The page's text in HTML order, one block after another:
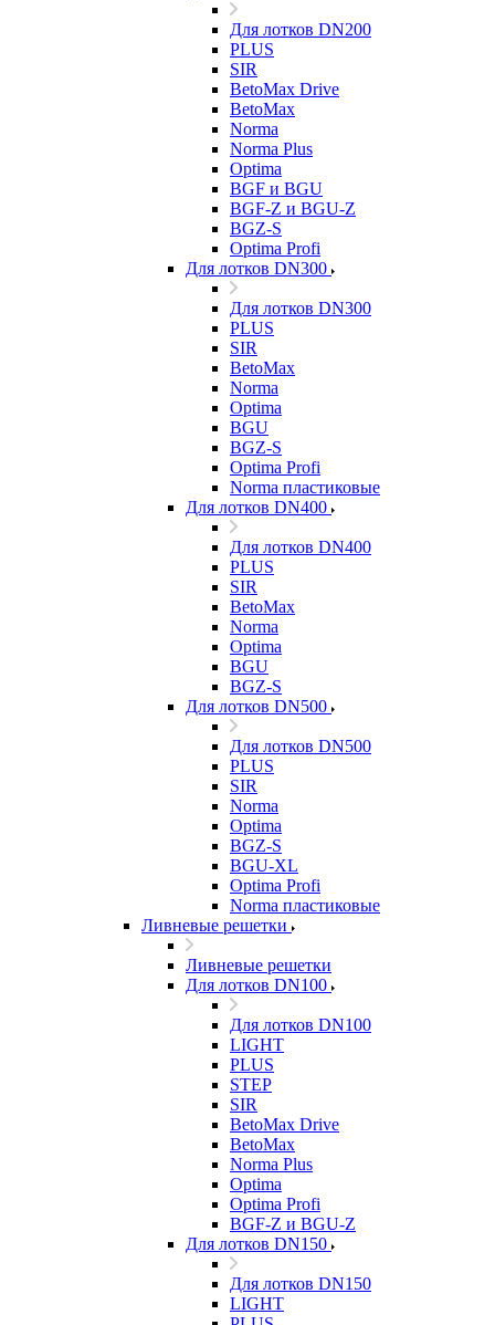
Для лотков DN200
PLUS
SIR
BetoMax Drive
BetoMax
Norma
Norma Plus
Optima
BGF и BGU
BGF-Z и BGU-Z
BGZ-S
Optima Profi
Для лотков DN300
Для лотков DN300
PLUS
SIR
BetoMax
Norma
Optima
BGU
BGZ-S
Optima Profi
Norma пластиковые
Для лотков DN400
Для лотков DN400
PLUS
SIR
BetoMax
Norma
Optima
BGU
BGZ-S
Для лотков DN500
Для лотков DN500
PLUS
SIR
Norma
Optima
BGZ-S
BGU-XL
Optima Profi
Norma пластиковые
Ливневые решетки
Ливневые решетки
Для лотков DN100
Для лотков DN100
LIGHT
PLUS
STEP
SIR
BetoMax Drive
BetoMax
Norma Plus
Optima
Optima Profi
BGF-Z и BGU-Z
Для лотков DN150
Для лотков DN150
LIGHT